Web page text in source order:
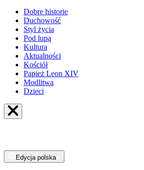
Dobre historie
Duchowość
Styl życia
Pod lupą
Kultura
Aktualności
Kościół
Papież Leon XIV
Modlitwa
Dzieci
Edycja polska